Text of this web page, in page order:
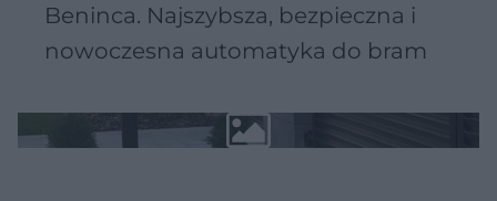
Beninca. Najszybsza, bezpieczna i
nowoczesna automatyka do bram